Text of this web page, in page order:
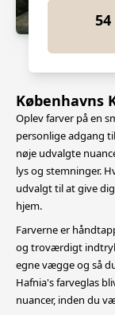
Københavns
Oplev farver på en
personlige adgang
nøje udvalgte
lys og stemninger.
udvalgt til at give
hjem.
Farverne er
og troværdigt
egne vægge og så
Hafnia's farveglas
nuancer, inden du